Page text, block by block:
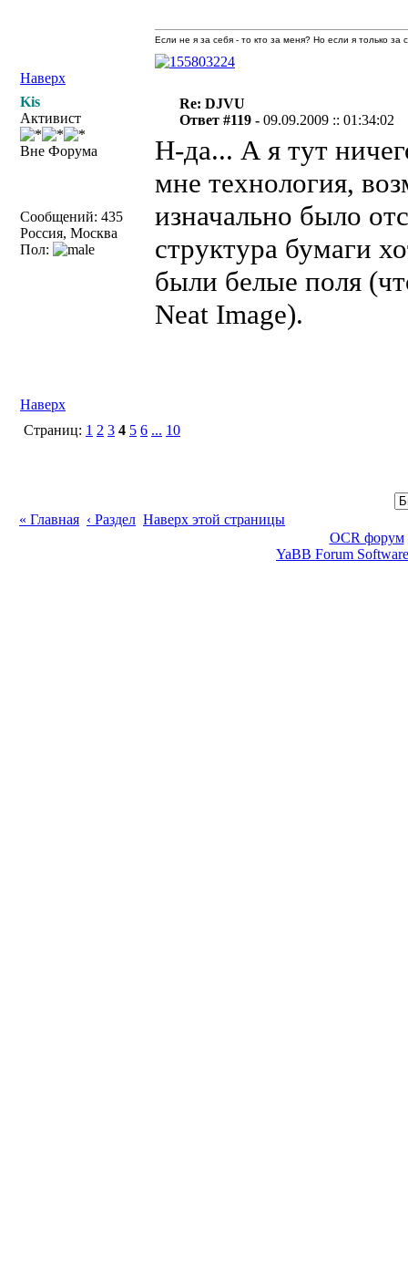
Наверх
Если не я за себя - то кто за меня? Но если я только
Kis
Активист
Вне Форума
Сообщений: 435
Россия, Москва
Пол:
Re: DJVU
Ответ #119 -09.09.2009 :: 01:34:02
Н-да... А я тут
мне технология,
изначально было
структура бумаги
были белые поля
Neat Image).
Наверх
Страниц: 1 2 3 4 5 6 ... 10
« Главная ‹ Раздел Наверх этой страницы
OCR форум
YaBB Forum Software